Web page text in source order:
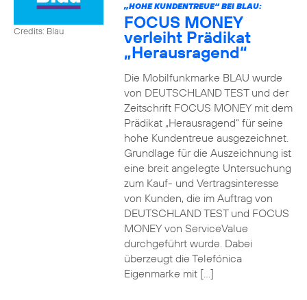
Credits: Blau
„HOHE KUNDENTREUE“ BEI BLAU:
FOCUS MONEY
verleiht Prädikat
„Herausragend“
Die Mobilfunkmarke BLAU wurde
von DEUTSCHLAND TEST und der
Zeitschrift FOCUS MONEY mit dem
Prädikat „Herausragend“ für seine
hohe Kundentreue ausgezeichnet.
Grundlage für die Auszeichnung ist
eine breit angelegte Untersuchung
zum Kauf- und Vertragsinteresse
von Kunden, die im Auftrag von
DEUTSCHLAND TEST und FOCUS
MONEY von ServiceValue
durchgeführt wurde. Dabei
überzeugt die Telefónica
Eigenmarke mit […]